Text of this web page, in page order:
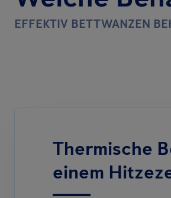
EFFEKTIV BETTWANZEN
Thermische
einem